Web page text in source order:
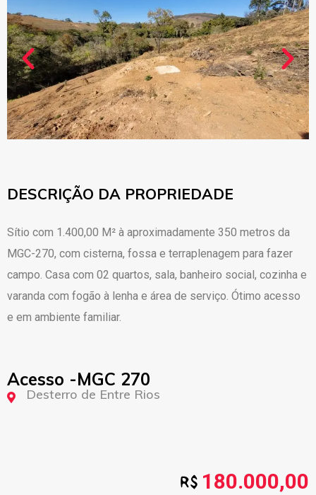
DESCRIÇÃO DA PROPRIEDADE
Sítio com 1.400,00 M² à aproximadamente 350 metros da
MGC-270, com cisterna, fossa e terraplenagem para fazer
campo. Casa com 02 quartos, sala, banheiro social, cozinha e
varanda com fogão à lenha e área de serviço. Ótimo acesso
e em ambiente familiar.
Acesso -MGC 270
Desterro de Entre Rios
180.000,00